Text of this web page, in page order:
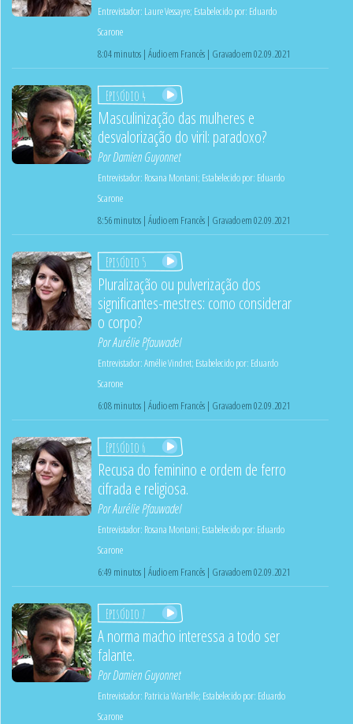
Entrevistador: Laure Vessayre; Estabelecido por: Eduardo
Scarone
8:04 minutos | Áudio em Francês | Gravado em 02.09.2021
Episódio 4
Masculinização das mulheres e
desvalorização do viril: paradoxo?
PorDamien Guyonnet
Entrevistador: Rosana Montani; Estabelecido por: Eduardo
Scarone
8:56 minutos | Áudio em Francês | Gravado em 02.09.2021
Episódio 5
Pluralização ou pulverização dos
significantes-mestres: como considerar
o corpo?
PorAurélie Pfauwadel
Entrevistador:Amélie Vindret; Estabelecido por: Eduardo
Scarone
6:08 minutos | Áudio em Francês | Gravado em 02.09.2021
Episódio 6
Recusa do feminino e ordem de ferro
cifrada e religiosa.
PorAurélie Pfauwadel
Entrevistador: Rosana Montani; Estabelecido por: Eduardo
Scarone
6:49 minutos | Áudio em Francês | Gravado em 02.09.2021
Episódio 7
A norma macho interessa a todo ser
falante.
PorDamien Guyonnet
Entrevistador: Patricia Wartelle; Estabelecido por: Eduardo
Scarone